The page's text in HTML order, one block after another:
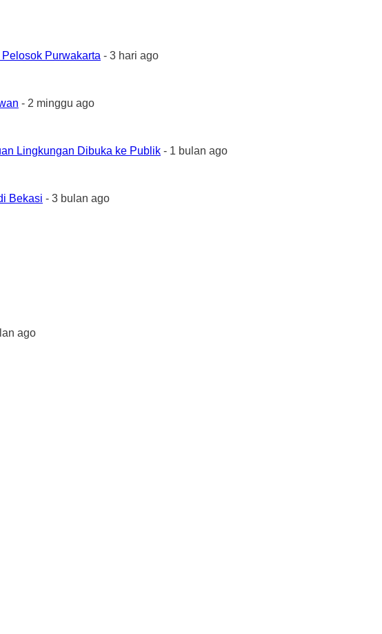
Purwakarta - 3 hari ago
- 2 minggu ago
Lingkungan Dibuka ke Publik - 1 bulan ago
Bekasi - 3 bulan ago
ago